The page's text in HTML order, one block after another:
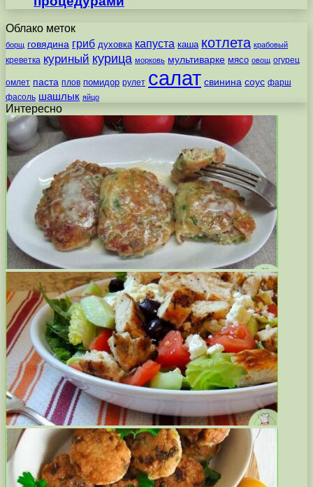
Облако меток
борщ говядина гриб духовка капуста каша котлета крабовый
креветка куриный курица морковь мультиварке мясо овощ огурец
омлет паста плов помидор рулет салат свинина соус фарш
фасоль шашлык яйцо
Интересно